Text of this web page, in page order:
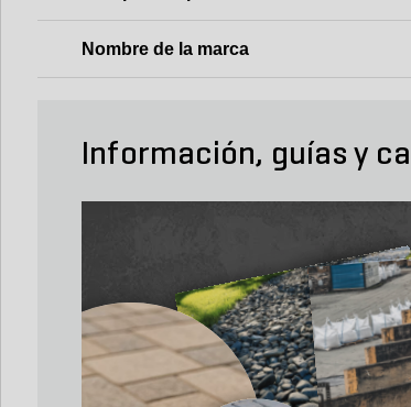
Nombre de la marca
Información, guías y